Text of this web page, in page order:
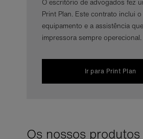
O escritório de advogados fez
Print Plan. Este contrato inclui
equipamento e a assistência
impressora sempre operecional.
Ir para Print Plan
Os nossos